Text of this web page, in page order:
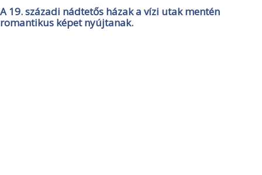
A 19. századi nádtetős házak a vízi utak mentén
romantikus képet nyújtanak.